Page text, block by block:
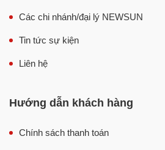
Các chi nhánh/đại lý NEWSUN
Tin tức sự kiện
Liên hệ
Hướng dẫn khách hàng
Chính sách thanh toán